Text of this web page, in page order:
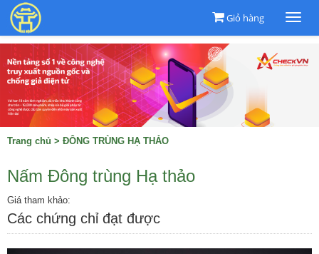
Giỏ hàng
Trang chủ > ĐÔNG TRÙNG HẠ THẢO
Nấm Đông trùng Hạ thảo
Giá tham khảo:
Các chứng chỉ đạt được